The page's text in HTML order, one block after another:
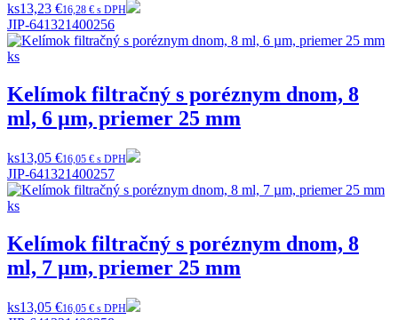
ks13,23 €16,28 € s DPH
JIP-641321400256
Kelímok filtračný s poréznym dnom, 8
ml, 6 µm, priemer 25 mm
ks13,05 €16,05 € s DPH
JIP-641321400257
Kelímok filtračný s poréznym dnom, 8
ml, 7 µm, priemer 25 mm
ks13,05 €16,05 € s DPH